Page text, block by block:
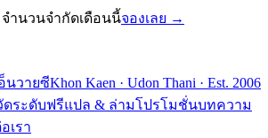
ำนวนจำกัดเดือนนี้จองเลย →
นวายซีKhon Kaen · Udon Thani · Est. 2006
ดระดับฟรีแปล & ล่ามโปรโมชั่นบทความ
เรา